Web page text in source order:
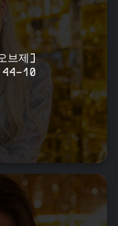
브제]
44-10